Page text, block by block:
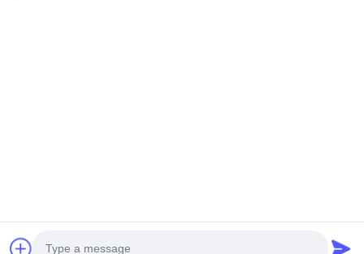
Auteursrecht © 2015-2026 ROSCHEN GROUP Alle rechten. Gebeurd.